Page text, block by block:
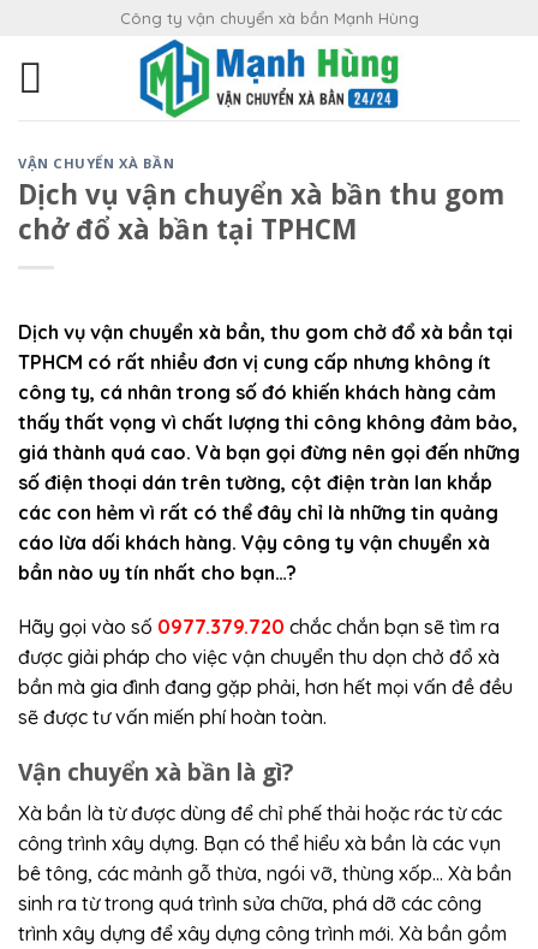
Công ty vận chuyển xà bần Mạnh Hùng
VẬN CHUYỂN XÀ BẦN
Dịch vụ vận chuyển xà bần thu gom
chở đổ xà bần tại TPHCM
Dịch vụ vận chuyển xà bần, thu gom chở đổ xà bần tại
TPHCM có rất nhiều đơn vị cung cấp nhưng không ít
công ty, cá nhân trong số đó khiến khách hàng cảm
thấy thất vọng vì chất lượng thi công không đảm bảo,
giá thành quá cao. Và bạn gọi đừng nên gọi đến những
số điện thoại dán trên tường, cột điện tràn lan khắp
các con hẻm vì rất có thể đây chỉ là những tin quảng
cáo lừa dối khách hàng. Vậy công ty vận chuyển xà
bần nào uy tín nhất cho bạn…?
Hãy gọi vào số 0977.379.720 chắc chắn bạn sẽ tìm ra
được giải pháp cho việc vận chuyển thu dọn chở đổ xà
bần mà gia đình đang gặp phải, hơn hết mọi vấn đề đều
sẽ được tư vấn miến phí hoàn toàn.
Vận chuyển xà bần là gì?
Xà bần là từ được dùng để chỉ phế thải hoặc rác từ các
công trình xây dựng. Bạn có thể hiểu xà bần là các vụn
bê tông, các mảnh gỗ thừa, ngói vỡ, thùng xốp… Xà bần
sinh ra từ trong quá trình sửa chữa, phá dỡ các công
trình xây dựng để xây dựng công trình mới. Xà bần gồm